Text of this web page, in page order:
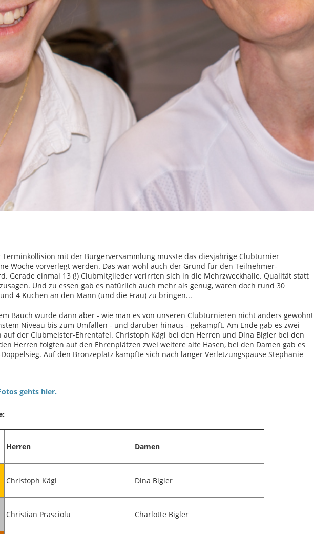
Terminkollision mit der Bürgerversammlung musste das diesjährige Clubturnier
Woche vorverlegt werden. Das war wohl auch der Grund für den Teilnehmer-
Gerade einmal 13 (!) Clubmitglieder verirrten sich in die Mehrzweckhalle. Qualität statt
Und zu essen gab es natürlich auch mehr als genug, waren doch rund 30
4 Kuchen an den Mann (und die Frau) zu bringen...
Bauch wurde dann aber - wie man es von unseren Clubturnieren nicht anders gewohnt
Niveau bis zum Umfallen - und darüber hinaus - gekämpft. Am Ende gab es zwei
auf der Clubmeister-Ehrentafel. Christoph Kägi bei den Herren und Dina Bigler bei den
Herren folgten auf den Ehrenplätzen zwei weitere alte Hasen, bei den Damen gab es
Auf den Bronzeplatz kämpfte sich nach langer Verletzungspause Stephanie
gehts hier.
Herren Damen
Christoph Kägi Dina Bigler
Christian Prasciolu Charlotte Bigler